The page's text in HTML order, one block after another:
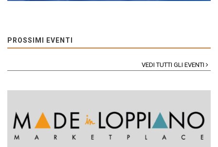
PROSSIMI EVENTI
VEDI TUTTI GLI EVENTI